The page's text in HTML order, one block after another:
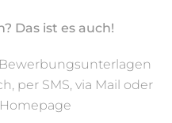
Das ist es auch!
per SMS, via Mail oder